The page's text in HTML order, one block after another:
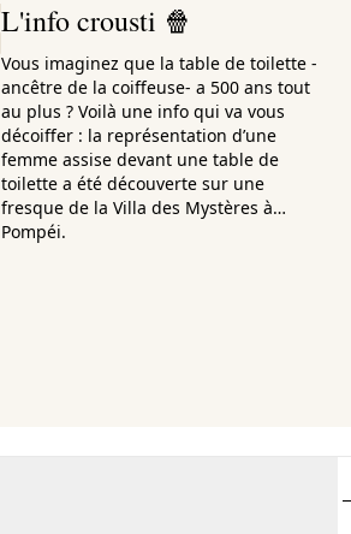
L'info crousti 🍿
Vous imaginez que la table de toilette -
ancêtre de la coiffeuse- a 500 ans tout
au plus ? Voilà une info qui va vous
décoiffer : la représentation d’une
femme assise devant une table de
toilette a été découverte sur une
fresque de la Villa des Mystères à…
Pompéi.